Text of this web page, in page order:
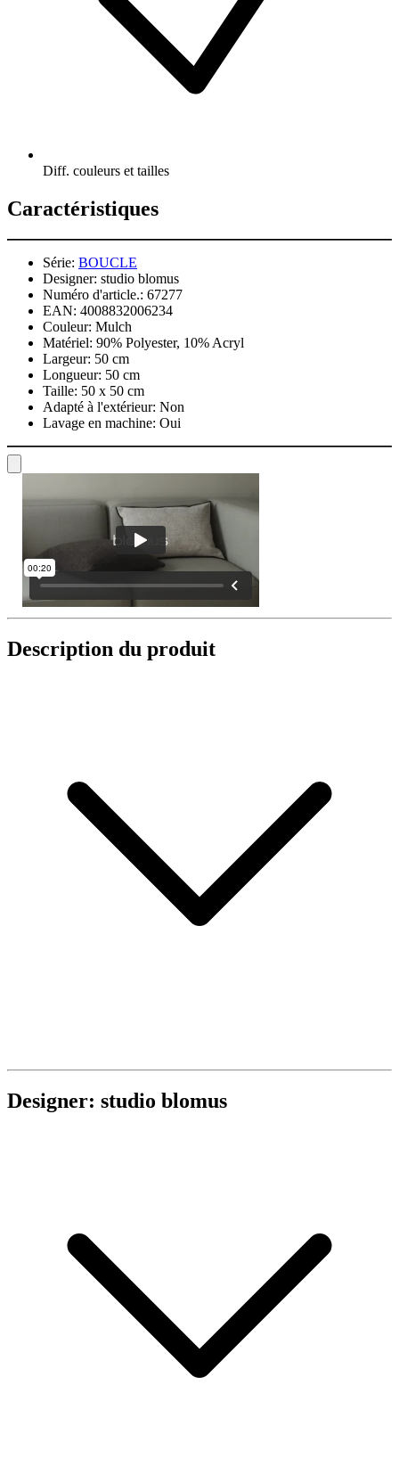
Diff. couleurs et tailles
Caractéristiques
Série: BOUCLE
Designer: studio blomus
Numéro d'article.: 67277
EAN: 4008832006234
Couleur: Mulch
Matériel: 90% Polyester, 10% Acryl
Largeur: 50 cm
Longueur: 50 cm
Taille: 50 x 50 cm
Adapté à l'extérieur: Non
Lavage en machine: Oui
Description du produit
Designer: studio blomus